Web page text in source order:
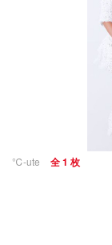
℃-ute 全 1 枚